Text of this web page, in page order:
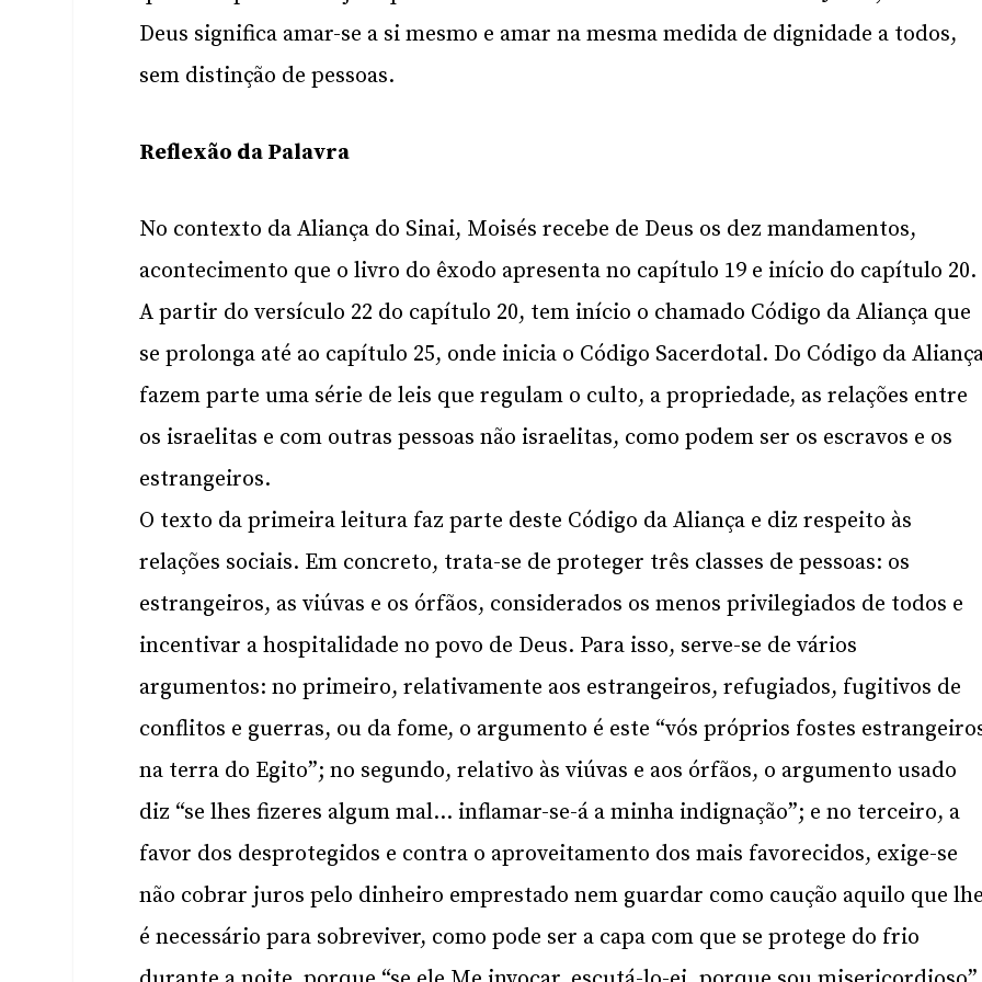
Deus significa amar-se a si mesmo e amar na mesma medida de dignidade a todos,
sem distinção de pessoas.
Reflexão da Palavra
No contexto da Aliança do Sinai, Moisés recebe de Deus os dez mandamentos,
acontecimento que o livro do êxodo apresenta no capítulo 19 e início do capítulo 20.
A partir do versículo 22 do capítulo 20, tem início o chamado Código da Aliança que
se prolonga até ao capítulo 25, onde inicia o Código Sacerdotal. Do Código da
fazem parte uma série de leis que regulam o culto, a propriedade, as relações entre
os israelitas e com outras pessoas não israelitas, como podem ser os escravos e os
estrangeiros.
O texto da primeira leitura faz parte deste Código da Aliança e diz respeito às
relações sociais. Em concreto, trata-se de proteger três classes de pessoas: os
estrangeiros, as viúvas e os órfãos, considerados os menos privilegiados de todos e
incentivar a hospitalidade no povo de Deus. Para isso, serve-se de vários
argumentos: no primeiro, relativamente aos estrangeiros, refugiados, fugitivos de
conflitos e guerras, ou da fome, o argumento é este “vós próprios fostes
na terra do Egito”; no segundo, relativo às viúvas e aos órfãos, o argumento usado
diz “se lhes fizeres algum mal… inflamar-se-á a minha indignação”; e no terceiro, a
favor dos desprotegidos e contra o aproveitamento dos mais favorecidos, exige-se
não cobrar juros pelo dinheiro emprestado nem guardar como caução aquilo que
é necessário para sobreviver, como pode ser a capa com que se protege do frio